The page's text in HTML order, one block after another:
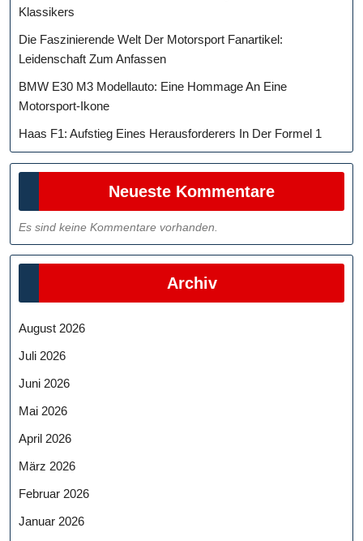
Klassikers
Die Faszinierende Welt Der Motorsport Fanartikel:
Leidenschaft Zum Anfassen
BMW E30 M3 Modellauto: Eine Hommage An Eine
Motorsport-Ikone
Haas F1: Aufstieg Eines Herausforderers In Der Formel 1
Neueste Kommentare
Es sind keine Kommentare vorhanden.
Archiv
August 2026
Juli 2026
Juni 2026
Mai 2026
April 2026
März 2026
Februar 2026
Januar 2026